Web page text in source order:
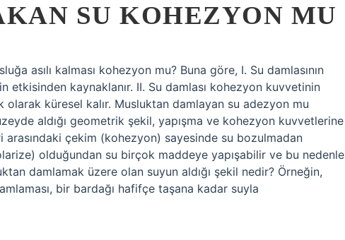
SU KOHEZYON MU
asılı kalması kohezyon mu? Buna göre, I. Su damlasının
etkisinden kaynaklanır. II. Su damlası kohezyon kuvvetinin
olarak küresel kalır. Musluktan damlayan su adezyon mu
aldığı geometrik şekil, yapışma ve kohezyon kuvvetlerine
arasındaki çekim (kohezyon) sayesinde su bozulmadan
olduğundan su birçok maddeye yapışabilir ve bu nedenle
damlamak üzere olan suyun aldığı şekil nedir? Örneğin,
bir bardağı hafifçe taşana kadar suyla